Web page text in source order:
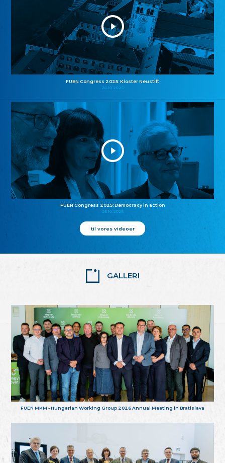
FUEN Congress 2025: Kloster Neustift
26.10.2025
FUEN Congress 2025: Democracy in action
25.10.2025
til vores videoer
GALLERI
FUEN MKM - Hungarian Working Group 2026 Annual Meeting in Bratislava